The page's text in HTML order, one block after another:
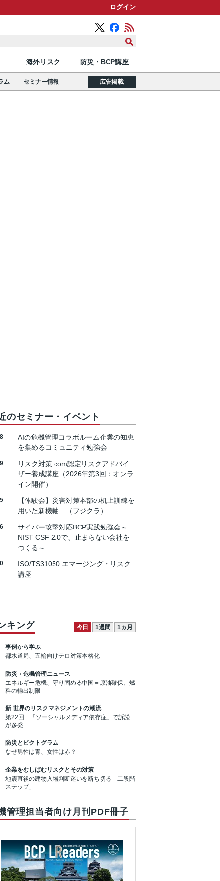
ログイン
海外リスク 防災・BCP講座
ム セミナー情報 広告掲載
のセミナー・イベント
AIの危機管理コラボルーム企業の知恵
を集めるコミュニティ勉強会
リスク対策.com認定リスクアドバイ
ザー養成講座（2026年第3回：オンラ
イン開催）
【体験会】災害対策本部の机上訓練を
用いた新機軸 （フジクラ）
サイバー攻撃対応BCP実践勉強会～
NIST CSF 2.0で、止まらない会社を
つくる～
ISO/TS31050 エマージング・リスク
講座
キング 今日 1週間 1ヵ月
事例から学ぶ
都水道局、五輪向けテロ対策本格化
防災・危機管理ニュース
エネルギー危機、守り固める中国＝原油確保、燃
料の輸出制限
新 世界のリスクマネジメントの潮流
第22回 「ソーシャルメディア依存症」で訴訟
が多発
防災とピクトグラム
なぜ男性は青、女性は赤？
企業をむしばむリスクとその対策
地震直後の建物入場判断迷いを断ち切る「二段階
ステップ」
管理担当者向け月刊PDF冊子